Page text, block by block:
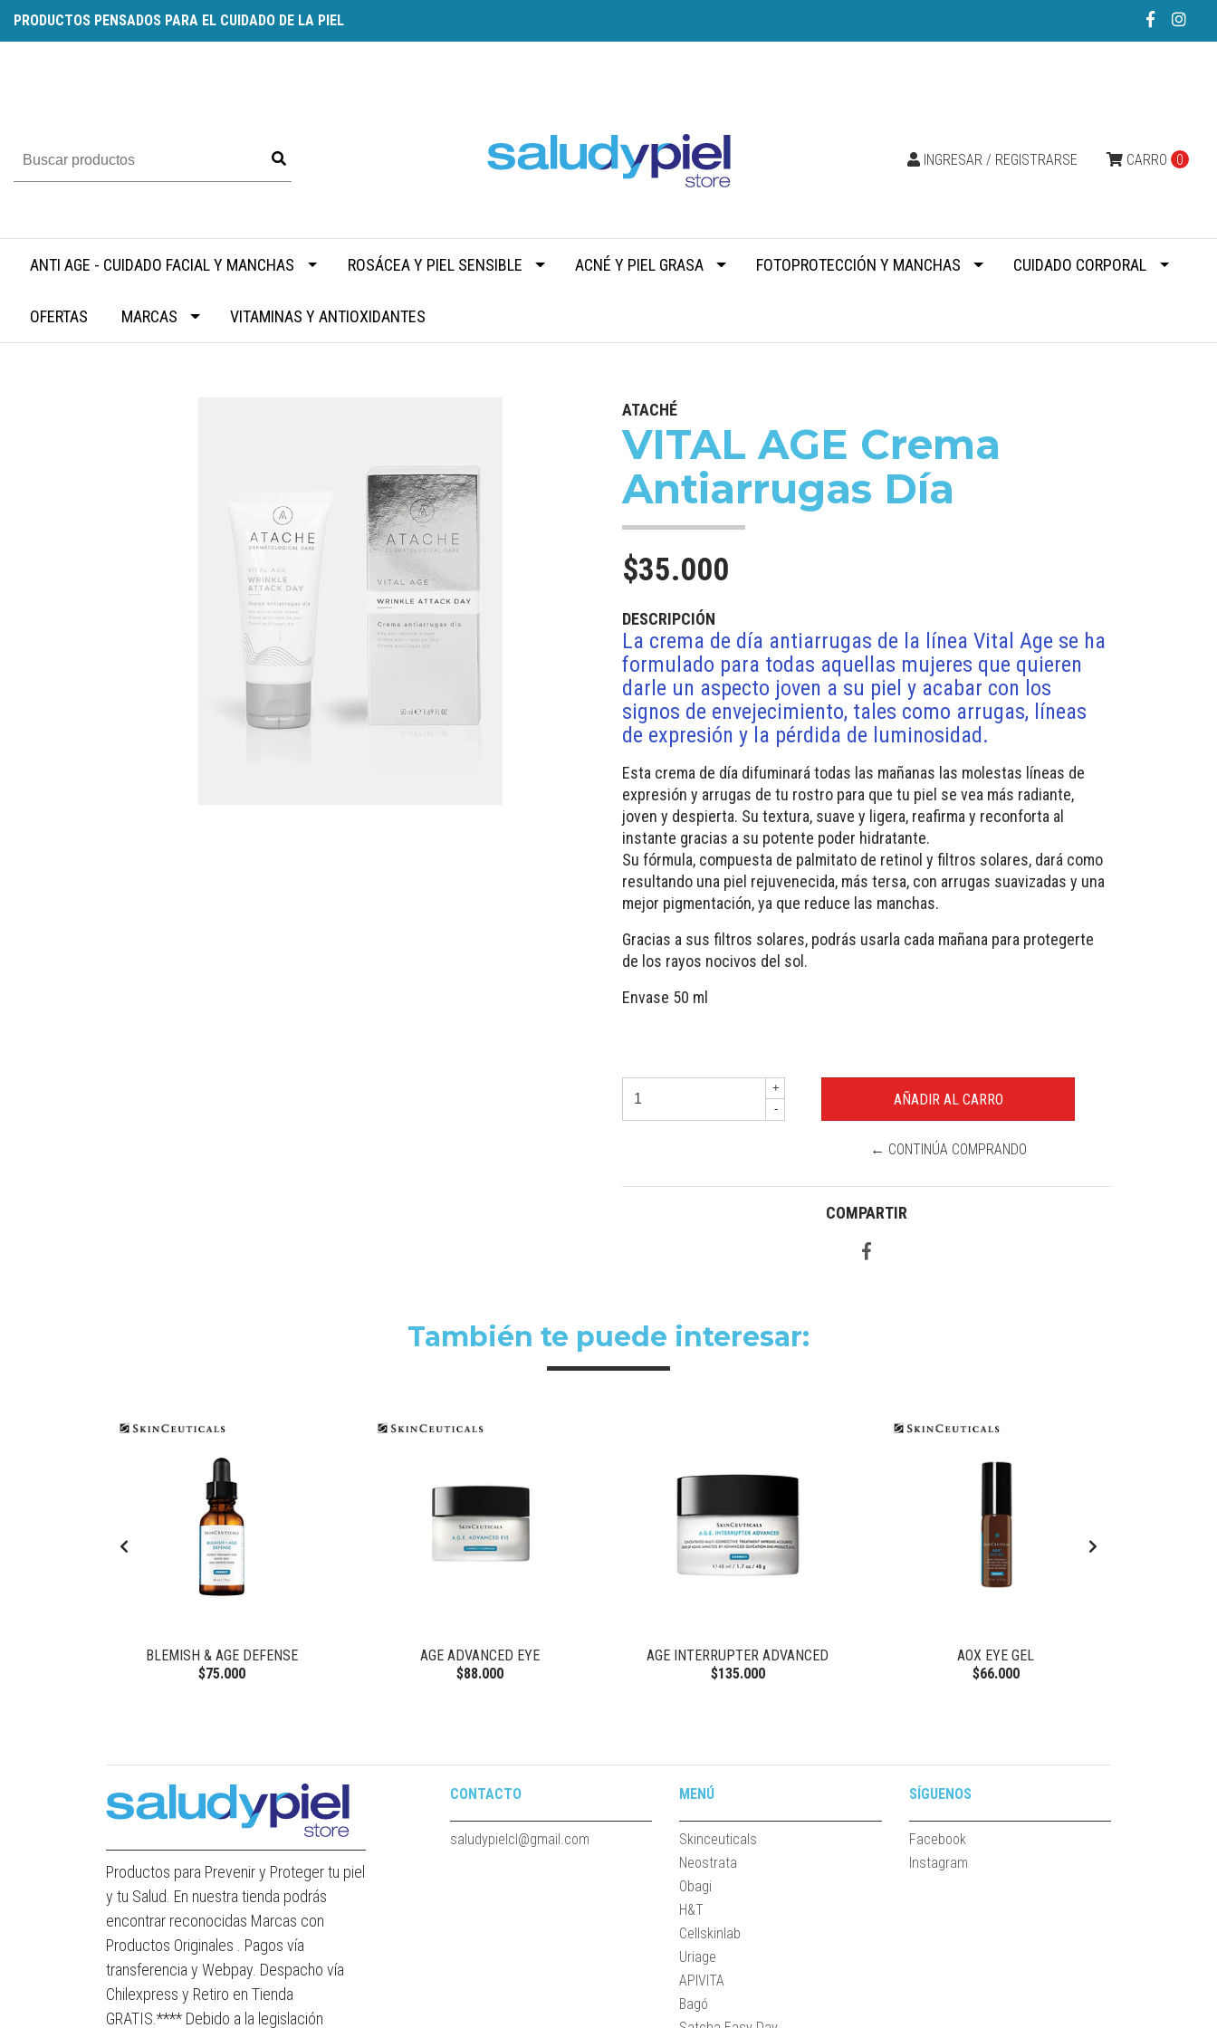
PRODUCTOS PENSADOS PARA EL CUIDADO DE LA PIEL
CARRO 0
INGRESAR / REGISTRARSE
ANTI AGE - CUIDADO FACIAL Y MANCHAS ROSÁCEA Y PIEL SENSIBLE ACNÉ Y PIEL GRASA FOTOPROTECCIÓN Y MANCHAS CUIDADO CORPORAL
OFERTAS MARCAS VITAMINAS Y ANTIOXIDANTES
ATACHÉ
VITAL AGE Crema
Antiarrugas Día
$35.000
DESCRIPCIÓN
La crema de día antiarrugas de la línea Vital Age se ha
formulado para todas aquellas mujeres que quieren
darle un aspecto joven a su piel y acabar con los
signos de envejecimiento, tales como arrugas, líneas
de expresión y la pérdida de luminosidad.
Esta crema de día difuminará todas las mañanas las molestas líneas de
expresión y arrugas de tu rostro para que tu piel se vea más radiante,
joven y despierta. Su textura, suave y ligera, reafirma y reconforta al
instante gracias a su potente poder hidratante.
Su fórmula, compuesta de palmitato de retinol y filtros solares, dará como
resultando una piel rejuvenecida, más tersa, con arrugas suavizadas y una
mejor pigmentación, ya que reduce las manchas.
Gracias a sus filtros solares, podrás usarla cada mañana para protegerte
de los rayos nocivos del sol.
Envase 50 ml
+
-
← CONTINÚA COMPRANDO
COMPARTIR
También te puede interesar:
BLEMISH & AGE DEFENSE
$75.000
AGE ADVANCED EYE
$88.000
AGE INTERRUPTER ADVANCED
$135.000
AOX EYE GEL
$66.000
Productos para Prevenir y Proteger tu piel
y tu Salud. En nuestra tienda podrás
encontrar reconocidas Marcas con
Productos Originales . Pagos vía
transferencia y Webpay. Despacho vía
Chilexpress y Retiro en Tienda
GRATIS.**** Debido a la legislación
CONTACTO
saludypielcl@gmail.com
MENÚ
Skinceuticals
Neostrata
Obagi
H&T
Cellskinlab
Uriage
APIVITA
Bagó
SÍGUENOS
Facebook
Instagram